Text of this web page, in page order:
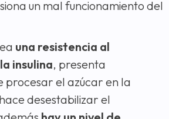
un mal funcionamiento del
una resistencia al
insulina, presenta
procesar el azúcar en la
desestabilizar el